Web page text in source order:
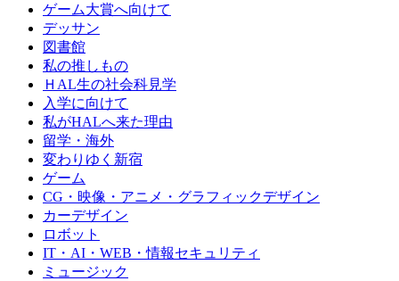
ゲーム大賞へ向けて
デッサン
図書館
私の推しもの
ＨAL生の社会科見学
入学に向けて
私がHALへ来た理由
留学・海外
変わりゆく新宿
ゲーム
CG・映像・アニメ・グラフィックデザイン
カーデザイン
ロボット
IT・AI・WEB・情報セキュリティ
ミュージック